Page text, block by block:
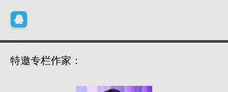
特邀专栏作家：